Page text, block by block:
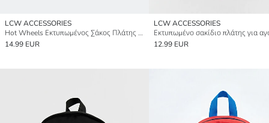
LCW ACCESSORIES
Hot Wheels Εκτυπωμένος Σάκος Πλάτης Αγόρι
14.99 EUR
LCW ACCESSORIES
12.99 EUR